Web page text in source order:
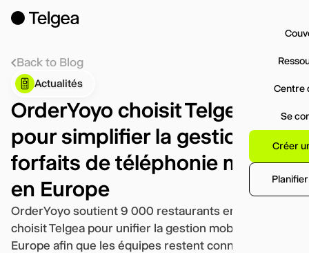
Centre
Se
Créer
Back to Blog
Actualités
OrderYoyo choisit Telgea
pour simplifier la gestion des
forfaits de téléphonie mobile
en Europe
OrderYoyo soutient 9 000 restaurants en Europe et
choisit Telgea pour unifier la gestion mobile en
Europe afin que les équipes restent connectées de